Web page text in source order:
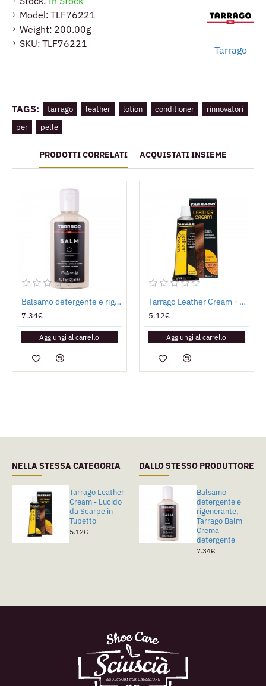
Model: TLF76221
Weight: 200.00g
SKU: TLF76221
Tarrago
TAGS: tarrago leather lotion conditioner
rinnovatori
per
pelle
PRODOTTI CORRELATI ACQUISTATI INSIEME
Balsamo detergente e rigenerante, Tarrago Balm Crema detergente
7.34€
Aggiungi al carrello
Tarrago Leather Cream - Lucido da Scarpe in Tubetto
5.12€
Aggiungi al carrello
NELLA STESSA CATEGORIA
Tarrago Leather
Cream - Lucido
da Scarpe in
Tubetto
5.12€
Tarrago Self
Shine - Cera
Autolucidante
4.27€
DALLO STESSO PRODUTTORE
Balsamo
detergente e
rigenerante,
Tarrago Balm
Crema
detergente
7.34€